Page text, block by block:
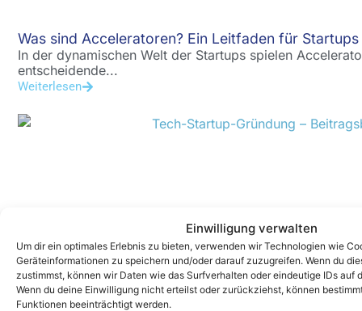
Einwilligung verwalten
Um dir ein optimales Erlebnis zu bieten, verwenden wir Technologien wie
Geräteinformationen zu speichern und/oder darauf zuzugreifen. Wenn du
zustimmst, können wir Daten wie das Surfverhalten oder eindeutige IDs auf
Wenn du deine Einwilligung nicht erteilst oder zurückziehst, können
Funktionen beeinträchtigt werden.
Was sind Acceleratoren? Ein Leitfaden für Startups
In der dynamischen Welt der Startups spielen
entscheidende...
Weiterlesen
So startest du erfolgreich durch und wirst zum
Dein Tech-Startup auf Erfolgskurs bringen Du hast eine
Weiterlesen